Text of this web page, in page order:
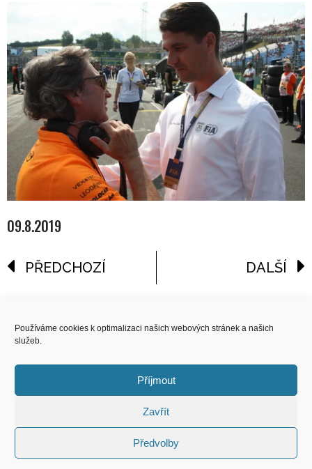
Používáme cookies k optimalizaci našich webových stránek a našich
služeb.
Příjmout
Zavřít
Předvolby
09.8.2019
PŘEDCHOZÍ DALŠÍ
COPYRIGHT
© 2026 Speed Limit,
All Rights Reserved